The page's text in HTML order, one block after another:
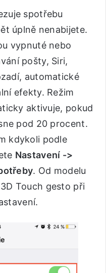
spotřebu
úplně nenabijete.
vypnuté nebo
pošty, Siri,
automatické
efekty. Režim
aktivuje, pokud
pod 20 procent.
kdykoli podle
Nastavení ->
. Od modelu
Touch gesto při